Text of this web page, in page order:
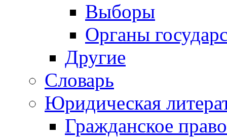
Выборы
Органы
Другие
Словарь
Юридическая
Гражданское право